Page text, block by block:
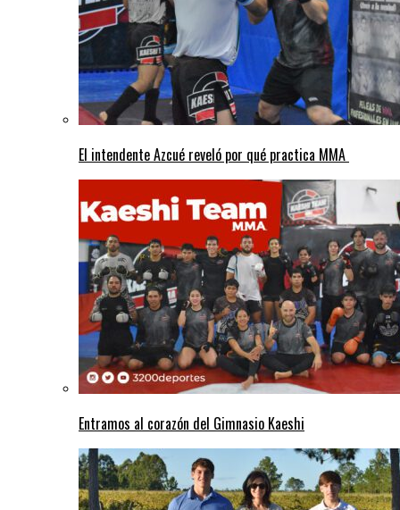
El intendente Azcué reveló por qué practica MMA
Entramos al corazón del Gimnasio Kaeshi